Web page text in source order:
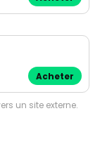
Acheter
un site externe.